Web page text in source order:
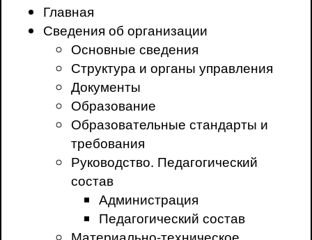
Главная
Сведения об организации
Основные сведения
Структура и органы управления
Документы
Образование
Образовательные стандарты и
требования
Руководство. Педагогический
состав
Администрация
Педагогический состав
Материально-техническое